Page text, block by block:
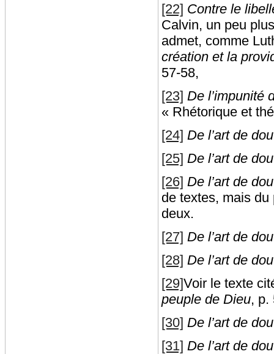
[22] Contre le
Calvin, un peu
admet, comme
création et la
57-58,
[23] De l’impunité
« Rhétorique et
[24] De l’art de
[25] De l’art de
[26] De l’art de
de textes, mais
deux.
[27] De l’art de
[28] De l’art de
[29]Voir le texte
peuple de Dieu, p.
[30] De l’art de
[31] De l’art de